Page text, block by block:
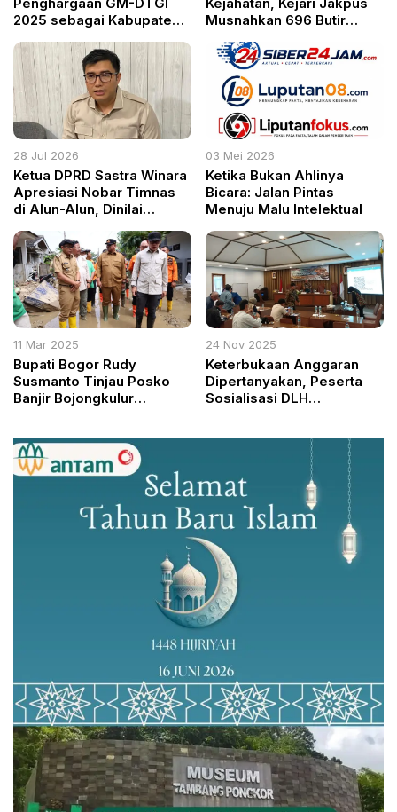
2025 sebagai Kabupaten
Indonesia
Musnahkan 696 Butir
28 Jul 2026
Ketua DPRD Sastra Winara
Apresiasi Nobar Timnas
di Alun-Alun, Dinilai
dan UMKM
03 Mei 2026
Ketika Bukan Ahlinya
Bicara: Jalan Pintas
Menuju Malu Intelektual
11 Mar 2025
Bupati Bogor Rudy
Susmanto Tinjau Posko
Banjir Bojongkulur
24 Nov 2025
Keterbukaan Anggaran
Dipertanyakan, Peserta
Sosialisasi DLH